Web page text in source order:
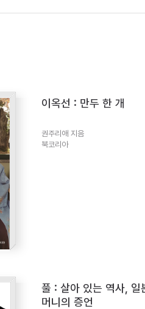
이옥선 : 만두 한 개
권주리애 지음
북코리아
풀 : 살아 있는 역사,
머니의 증언